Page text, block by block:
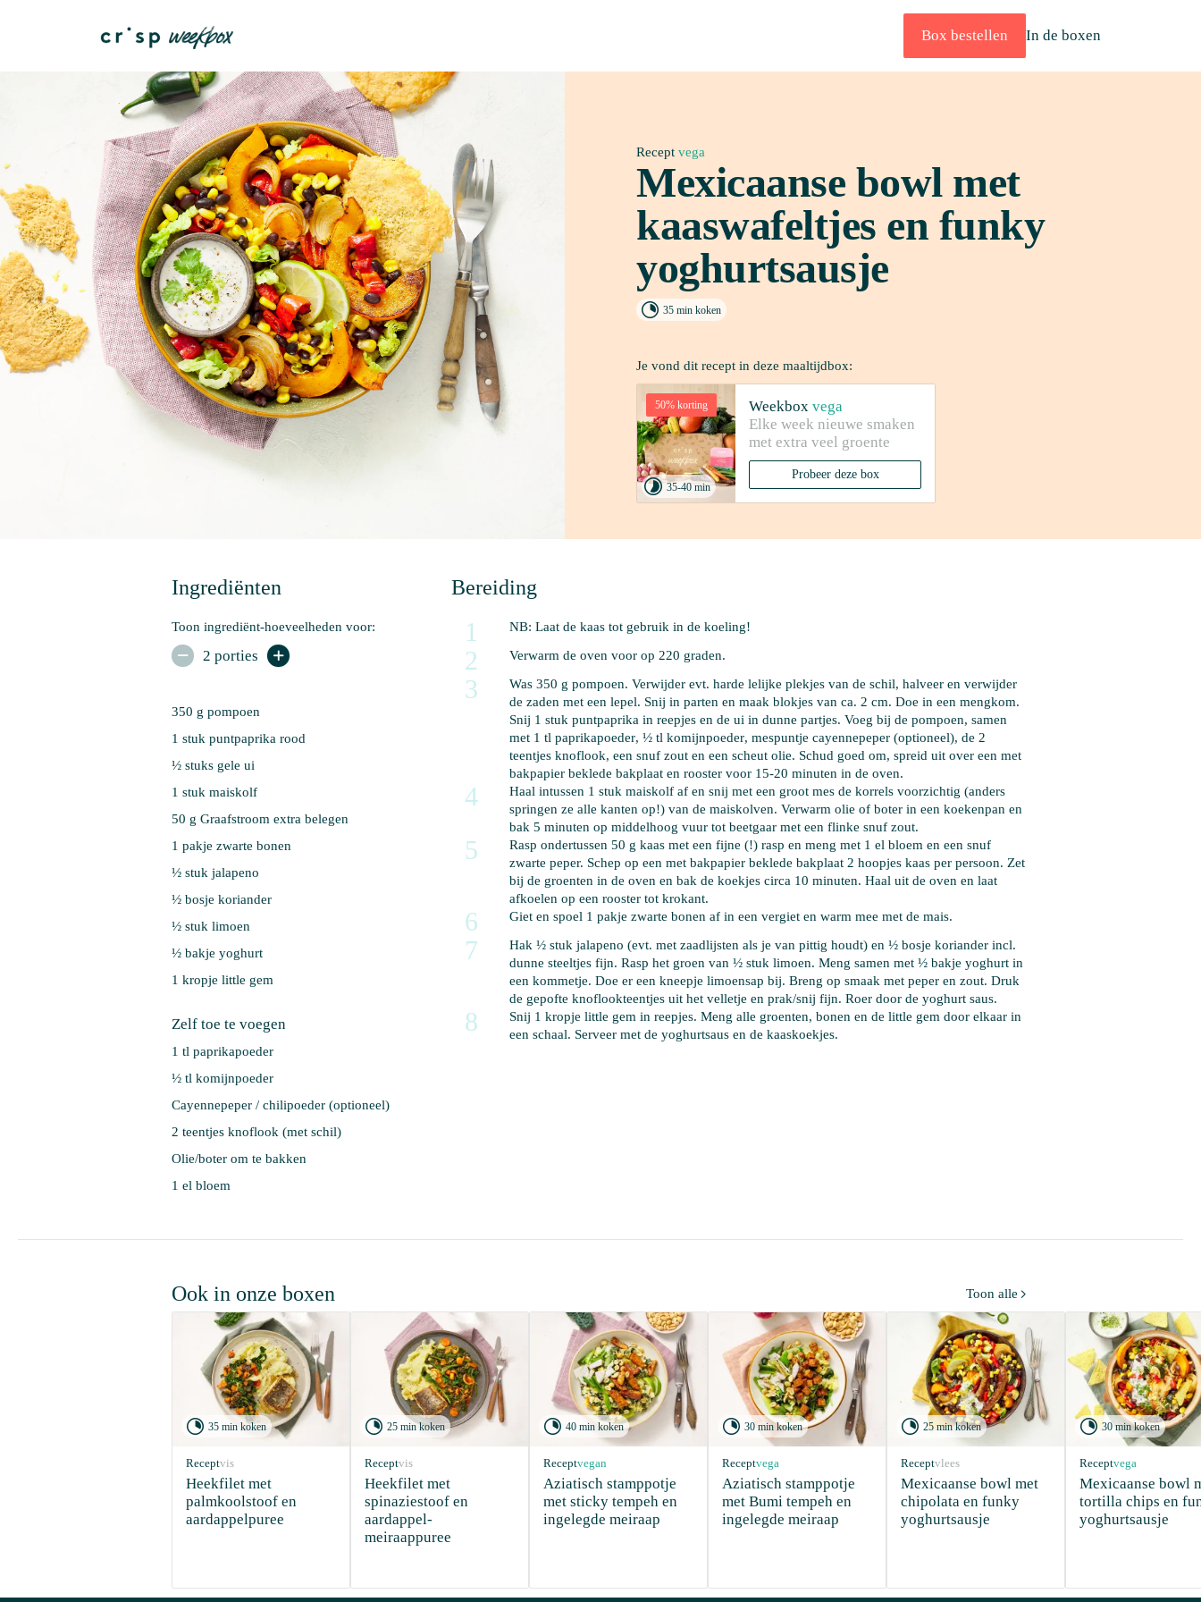
Box bestellen In de boxen
Recept vega
Mexicaanse bowl met
kaaswafeltjes en funky
yoghurtsausje
 35 min koken
Je vond dit recept in deze maaltijdbox:
50% korting
35-40 min
Weekbox vega
Elke week nieuwe smaken
met extra veel groente
Probeer deze box
Ingrediënten
Toon ingrediënt-hoeveelheden voor:
 2 porties 
350 g pompoen
1 stuk puntpaprika rood
½ stuks gele ui
1 stuk maiskolf
50 g Graafstroom extra belegen
1 pakje zwarte bonen
½ stuk jalapeno
½ bosje koriander
½ stuk limoen
½ bakje yoghurt
1 kropje little gem
Zelf toe te voegen
1 tl paprikapoeder
½ tl komijnpoeder
Cayennepeper / chilipoeder (optioneel)
2 teentjes knoflook (met schil)
Olie/boter om te bakken
1 el bloem
Bereiding
1 NB: Laat de kaas tot gebruik in de koeling!
2 Verwarm de oven voor op 220 graden.
3 Was 350 g pompoen. Verwijder evt. harde lelijke plekjes van de schil, halveer en verwijder
de zaden met een lepel. Snij in parten en maak blokjes van ca. 2 cm. Doe in een mengkom.
Snij 1 stuk puntpaprika in reepjes en de ui in dunne partjes. Voeg bij de pompoen, samen
met 1 tl paprikapoeder, ½ tl komijnpoeder, mespuntje cayennepeper (optioneel), de 2
teentjes knoflook, een snuf zout en een scheut olie. Schud goed om, spreid uit over een met
bakpapier beklede bakplaat en rooster voor 15-20 minuten in de oven.
4 Haal intussen 1 stuk maiskolf af en snij met een groot mes de korrels voorzichtig (anders
springen ze alle kanten op!) van de maiskolven. Verwarm olie of boter in een koekenpan en
bak 5 minuten op middelhoog vuur tot beetgaar met een flinke snuf zout.
5 Rasp ondertussen 50 g kaas met een fijne (!) rasp en meng met 1 el bloem en een snuf
zwarte peper. Schep op een met bakpapier beklede bakplaat 2 hoopjes kaas per persoon. Zet
bij de groenten in de oven en bak de koekjes circa 10 minuten. Haal uit de oven en laat
afkoelen op een rooster tot krokant.
6 Giet en spoel 1 pakje zwarte bonen af in een vergiet en warm mee met de mais.
7 Hak ½ stuk jalapeno (evt. met zaadlijsten als je van pittig houdt) en ½ bosje koriander incl.
dunne steeltjes fijn. Rasp het groen van ½ stuk limoen. Meng samen met ½ bakje yoghurt in
een kommetje. Doe er een kneepje limoensap bij. Breng op smaak met peper en zout. Druk
de gepofte knoflookteentjes uit het velletje en prak/snij fijn. Roer door de yoghurt saus.
8 Snij 1 kropje little gem in reepjes. Meng alle groenten, bonen en de little gem door elkaar in
een schaal. Serveer met de yoghurtsaus en de kaaskoekjes.
Ook in onze boxen Toon alle 
 35 min koken
Receptvis
Heekfilet met
palmkoolstoof en
aardappelpuree
 25 min koken
Receptvis
Heekfilet met
spinaziestoof en
aardappel-
meiraappuree
 40 min koken
Receptvegan
Aziatisch stamppotje
met sticky tempeh en
ingelegde meiraap
 30 min koken
Receptvega
Aziatisch stamppotje
met Bumi tempeh en
ingelegde meiraap
 25 min koken
Receptvlees
Mexicaanse bowl met
chipolata en funky
yoghurtsausje
30 min koken
Receptvega
Mexicaanse bowl
tortilla chips en
yoghurtsausje